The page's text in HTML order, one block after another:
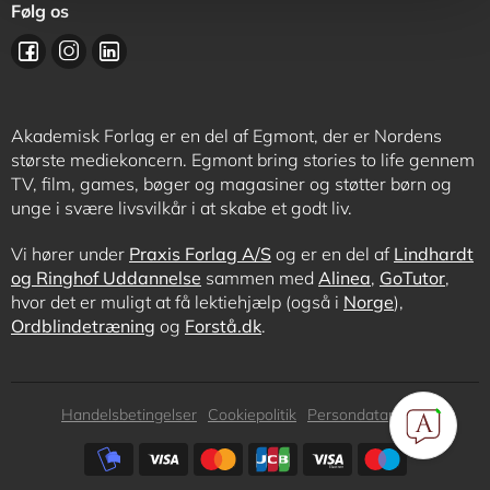
Følg os
Akademisk Forlag er en del af Egmont, der er Nordens
største mediekoncern. Egmont bring stories to life gennem
TV, film, games, bøger og magasiner og støtter børn og
unge i svære livsvilkår i at skabe et godt liv.
Vi hører under Praxis Forlag A/S og er en del af Lindhardt
og Ringhof Uddannelse sammen med Alinea, GoTutor,
hvor det er muligt at få lektiehjælp (også i Norge),
Ordblindetræning og Forstå.dk.
Subfooter
Handelsbetingelser Cookiepolitik
Persondatapolitik
Subfooter
payment